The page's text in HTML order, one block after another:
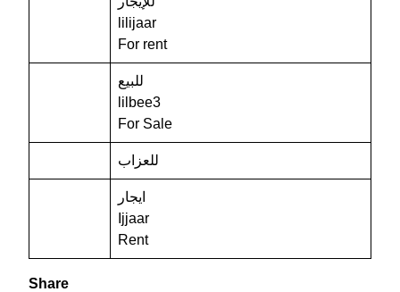
lilijaar
For rent
للبيع
lilbee3
For Sale
للعزاب
ايجار
Ijjaar
Rent
Share